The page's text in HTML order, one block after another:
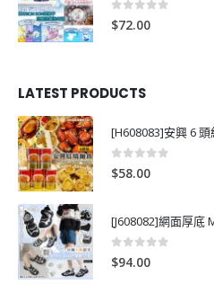
0out of 5
$72.00
LATEST PRODUCTS
[H608083]安興 6 頭
0out of 5
$58.00
[J608082]網面厚底
0 out of 5
$94.00